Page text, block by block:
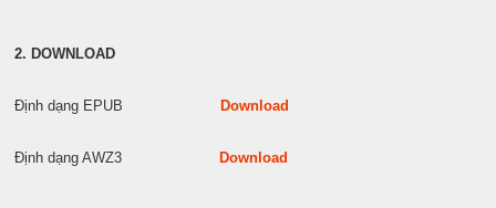
2. DOWNLOAD
Định dạng EPUB Download
Định dạng AWZ3 Download